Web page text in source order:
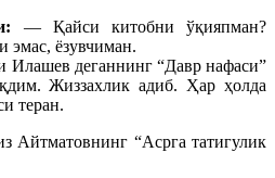
— Қайси китобни ўқияпман?
эмас, ёзувчиман.
Илашев деганнинг “Давр нафаси”
Жиззахлик адиб. Ҳар ҳолда
теран.
Айтматовнинг “Асрга татигулик